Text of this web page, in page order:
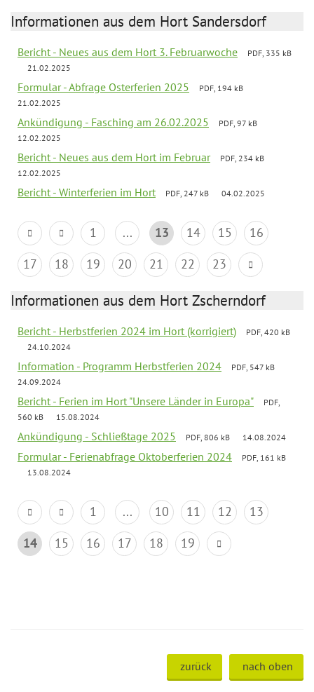
Informationen aus dem Hort Sandersdorf
Bericht - Neues aus dem Hort 3. Februarwoche
PDF, 335 kB
21.02.2025
Formular - Abfrage Osterferien 2025
PDF, 194 kB
21.02.2025
Ankündigung - Fasching am 26.02.2025
PDF, 97 kB
12.02.2025
Bericht - Neues aus dem Hort im Februar
PDF, 234 kB
12.02.2025
Bericht - Winterferien im Hort PDF, 247 kB 04.02.2025
1 ... 13 14 15
16
17
18 19 20 21 22 23
Informationen aus dem Hort Zscherndorf
Bericht - Herbstferien 2024 im Hort (korrigiert)
PDF, 420 kB
24.10.2024
Information - Programm Herbstferien 2024
PDF, 547 kB
24.09.2024
Bericht - Ferien im Hort "Unsere Länder in Europa"
PDF,
560 kB
15.08.2024
Ankündigung - Schließtage 2025 PDF, 806 kB 14.08.2024
Formular - Ferienabfrage Oktoberferien 2024
PDF, 161 kB
13.08.2024
1 ... 10 11 12
13
14
15 16 17 18 19
zurück nach oben